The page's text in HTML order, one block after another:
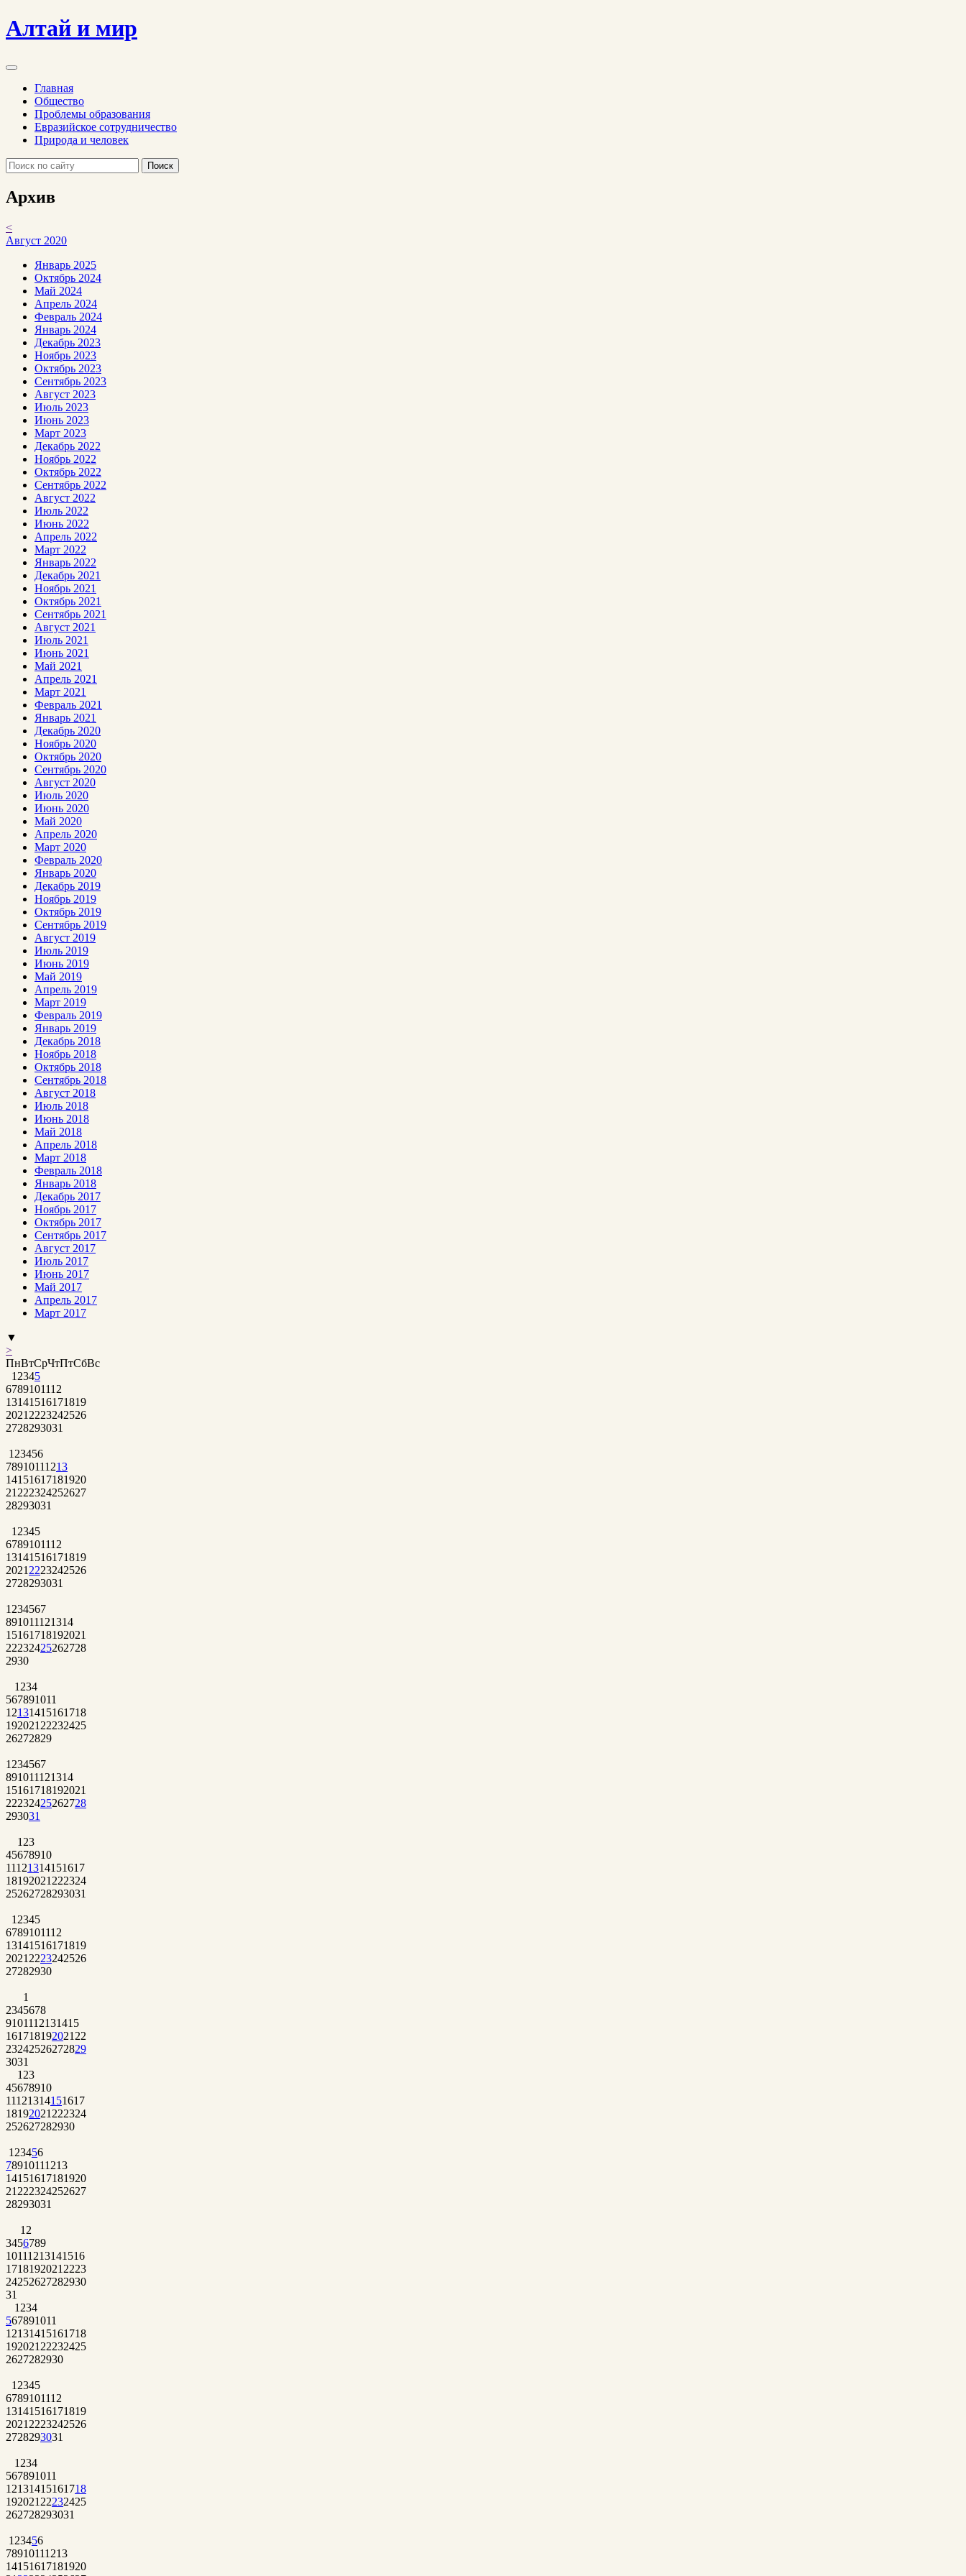
Алтай и мир
Главная
Общество
Проблемы образования
Евразийское сотрудничество
Природа и человек
Поиск
Архив
<
Август 2020
Январь 2025
Октябрь 2024
Май 2024
Апрель 2024
Февраль 2024
Январь 2024
Декабрь 2023
Ноябрь 2023
Октябрь 2023
Сентябрь 2023
Август 2023
Июль 2023
Июнь 2023
Март 2023
Декабрь 2022
Ноябрь 2022
Октябрь 2022
Сентябрь 2022
Август 2022
Июль 2022
Июнь 2022
Апрель 2022
Март 2022
Январь 2022
Декабрь 2021
Ноябрь 2021
Октябрь 2021
Сентябрь 2021
Август 2021
Июль 2021
Июнь 2021
Май 2021
Апрель 2021
Март 2021
Февраль 2021
Январь 2021
Декабрь 2020
Ноябрь 2020
Октябрь 2020
Сентябрь 2020
Август 2020
Июль 2020
Июнь 2020
Май 2020
Апрель 2020
Март 2020
Февраль 2020
Январь 2020
Декабрь 2019
Ноябрь 2019
Октябрь 2019
Сентябрь 2019
Август 2019
Июль 2019
Июнь 2019
Май 2019
Апрель 2019
Март 2019
Февраль 2019
Январь 2019
Декабрь 2018
Ноябрь 2018
Октябрь 2018
Сентябрь 2018
Август 2018
Июль 2018
Июнь 2018
Май 2018
Апрель 2018
Март 2018
Февраль 2018
Январь 2018
Декабрь 2017
Ноябрь 2017
Октябрь 2017
Сентябрь 2017
Август 2017
Июль 2017
Июнь 2017
Май 2017
Апрель 2017
Март 2017
▼
>
ПнВтСрЧтПтСбВс
1 2345
6789101112
13141516171819
2021 2223242526
2728293031
1 23456
78910111213
14151617181920
21 222324252627
28293031
1 2345
6789101112
13141516171819
2021 2223242526
2728293031
1 234567
891011121314
15161718192021
22232425262728
2930
1 234
567891011
12131415161718
192021 22232425
26272829
1 234567
891011121314
15161718192021
22232425262728
293031
1 23
45678910
11121314151617
18192021 222324
25262728293031
1 2345
6789101112
13141516171819
2021 2223242526
27282930
1
2345678
9101112131415
161718192021 22
23242526272829
3031
1 23
45678910
11121314151617
18192021 222324
252627282930
1 23456
78910111213
14151617181920
21 222324252627
28293031
1 2
3456789
10111213141516
1718192021 2223
24252627282930
31
1 234
567891011
12131415161718
192021 22232425
2627282930
1 2345
6789101112
13141516171819
2021 2223242526
2728293031
1 234
567891011
12131415161718
192021 22232425
262728293031
1 23456
78910111213
14151617181920